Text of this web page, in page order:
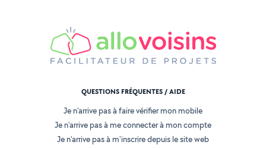
QUESTIONS FRÉQUENTES / AIDE
Je n'arrive pas à faire vérifier mon mobile
Je n'arrive pas à me connecter à mon compte
Je n'arrive pas à m'inscrire depuis le site web